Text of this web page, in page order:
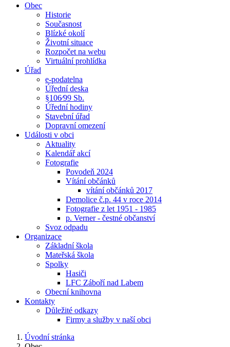
Obec
Historie
Současnost
Blízké okolí
Životní situace
Rozpočet na webu
Virtuální prohlídka
Úřad
e-podatelna
Úřední deska
§106⁄99 Sb.
Úřední hodiny
Stavební úřad
Dopravní omezení
Události v obci
Aktuality
Kalendář akcí
Fotografie
Povodeň 2024
Vítání občánků
vítání občánků 2017
Demolice č.p. 44 v roce 2014
Fotografie z let 1951 - 1985
p. Verner - čestné občanství
Svoz odpadu
Organizace
Základní škola
Mateřská škola
Spolky
Hasiči
LFC Záboří nad Labem
Obecní knihovna
Kontakty
Důležité odkazy
Firmy a služby v naší obci
Úvodní stránka